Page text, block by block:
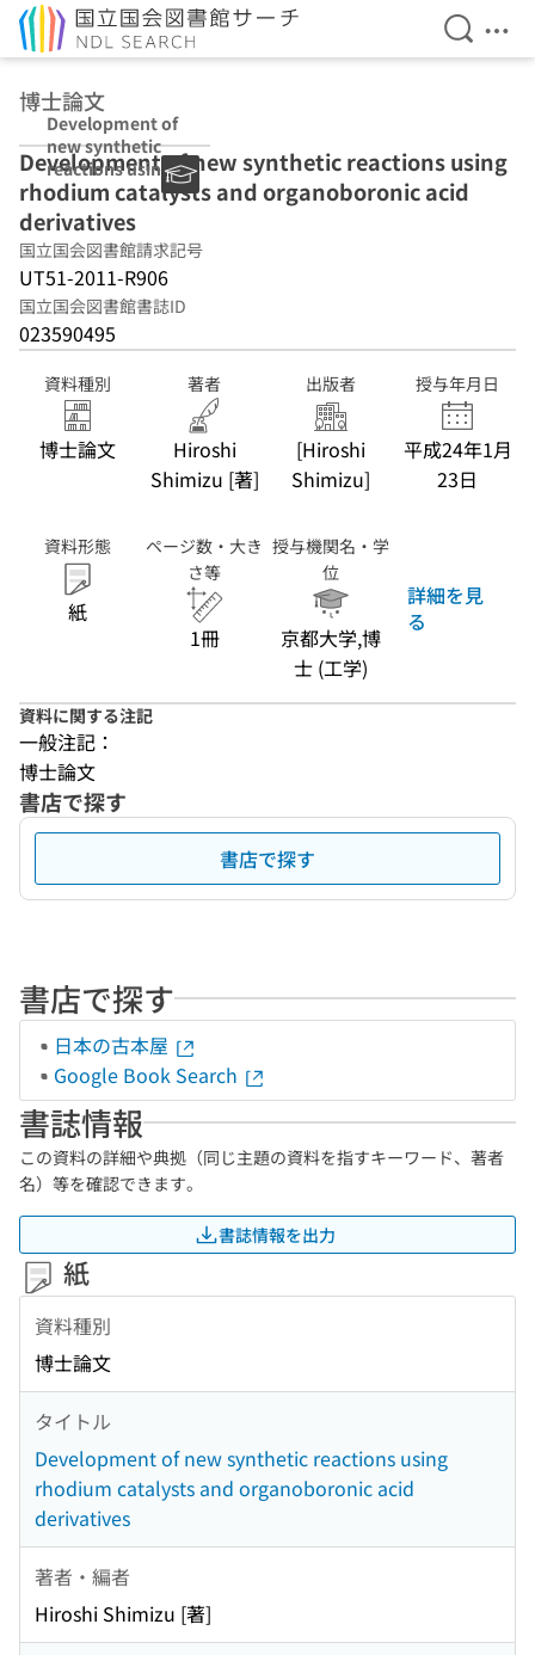
検索を
メ
博士論文
Development of
new synthetic
reactions using
rhodium
catalysts and
organoboronic
acid derivatives
Development of new synthetic reactions using
rhodium catalysts and organoboronic acid
derivatives
国立国会図書館請求記号
UT51-2011-R906
国立国会図書館書誌ID
023590495
資料種別
博士論文
著者
Hiroshi
Shimizu [著]
出版者
[Hiroshi
Shimizu]
授与年月日
平成24年1月
23日
資料形態
紙
ページ数・大き
さ等
1冊
授与機関名・学
位
京都大学,博
士 (工学)
詳細を見
る
資料に関する注記
一般注記：
博士論文
書店で探す
書店で探す
書店で探す
日本の古本屋
Google Book Search
書誌情報
この資料の詳細や典拠（同じ主題の資料を指すキーワード、著者
名）等を確認できます。
書誌情報を出力
紙
資料種別
博士論文
タイトル
Development of new synthetic reactions using
rhodium catalysts and organoboronic acid
derivatives
著者・編者
Hiroshi Shimizu [著]